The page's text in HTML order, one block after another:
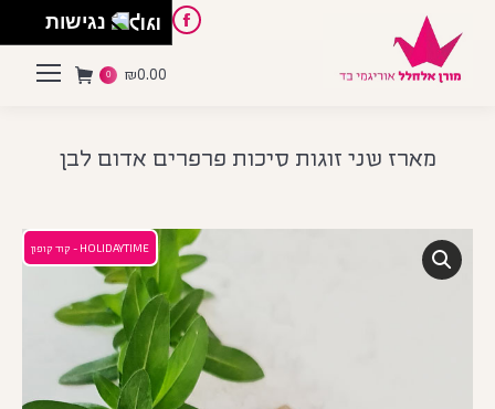
Facebook
Pinterest
Instagram
English
₪0.00
0
מארז שני זוגות סיכות פרפרים אדום לבן
HOLIDAYTIME - קוד קופון
נגישות